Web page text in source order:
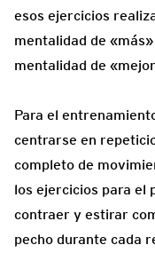
esos ejercicios
mentalidad de
mentalidad de
Para el
centrarse en
completo de
los ejercicios para el
contraer y estirar
pecho durante cada